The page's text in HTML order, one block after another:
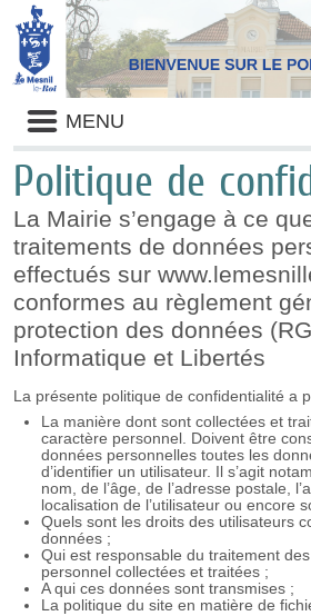
Liste
des
avertissements
MENU
Politique de
La Mairie s’engage à ce
traitements de données
effectués sur
conformes au règlement
protection des données
Informatique et Libertés
La présente politique de confidentialité a
La manière dont sont collectées et
caractère personnel. Doivent être
données personnelles toutes les
d’identifier un utilisateur. Il s’agit
nom, de l’âge, de l’adresse postale,
localisation de l’utilisateur ou encore
Quels sont les droits des utilisateurs
données ;
Qui est responsable du traitement
personnel collectées et traitées ;
A qui ces données sont transmises ;
La politique du site en matière de